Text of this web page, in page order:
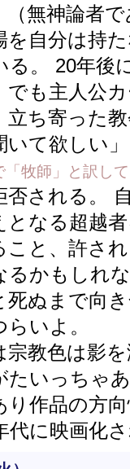
（無神論者
を自分は持
る。 20年後
でも主人公
立ち寄った
いて欲しい
「牧師」と訳し
否される。
となる超越
こと、許さ
るかもしれ
死ぬまで向
いよ。
宗教色は影
たいっちゃ
り作品の方
代に映画化